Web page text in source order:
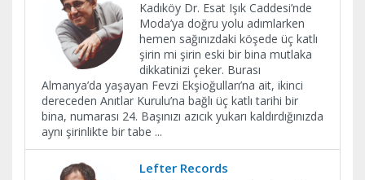
Kadıköy Dr. Esat Işık Caddesi’nde
Moda’ya doğru yolu adımlarken
hemen sağınızdaki köşede üç katlı
şirin mi şirin eski bir bina mutlaka
dikkatinizi çeker. Burası
Almanya’da yaşayan Fevzi Ekşioğulları’na ait, ikinci
dereceden Anıtlar Kurulu’na bağlı üç katlı tarihi bir
bina, numarası 24. Başınızı azıcık yukarı kaldırdığınızda
aynı şirinlikte bir tabe ...
Lefter Records